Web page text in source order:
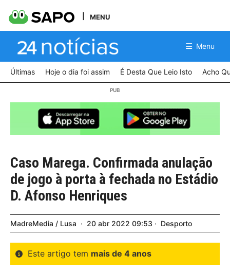
MENU
Menu
Últimas Hoje o dia foi assim É Desta Que Leio Isto Acho
Caso Marega. Confirmada anulação
de jogo à porta à fechada no Estádio
D. Afonso Henriques
MadreMedia / Lusa 20 abr 2022 09:53 Desporto
Este artigo tem mais de 4 anos